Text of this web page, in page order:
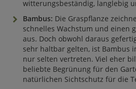
witterungsbeständig, langlebig
Bambus: Die Graspflanze
schnelles Wachstum und einen
aus. Doch obwohl daraus
sehr haltbar gelten, ist Bambus
nur selten vertreten. Viel eher
beliebte Begrünung für den
natürlichen Sichtschutz für die